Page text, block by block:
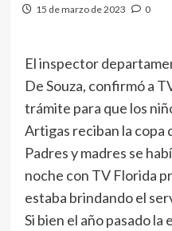
15 de marzo de 2023 0
El inspector
De Souza, confirmó a
trámite para que los
Artigas reciban la copa
Padres y madres se
noche con TV Florida
estaba brindando el
Si bien el año pasado la